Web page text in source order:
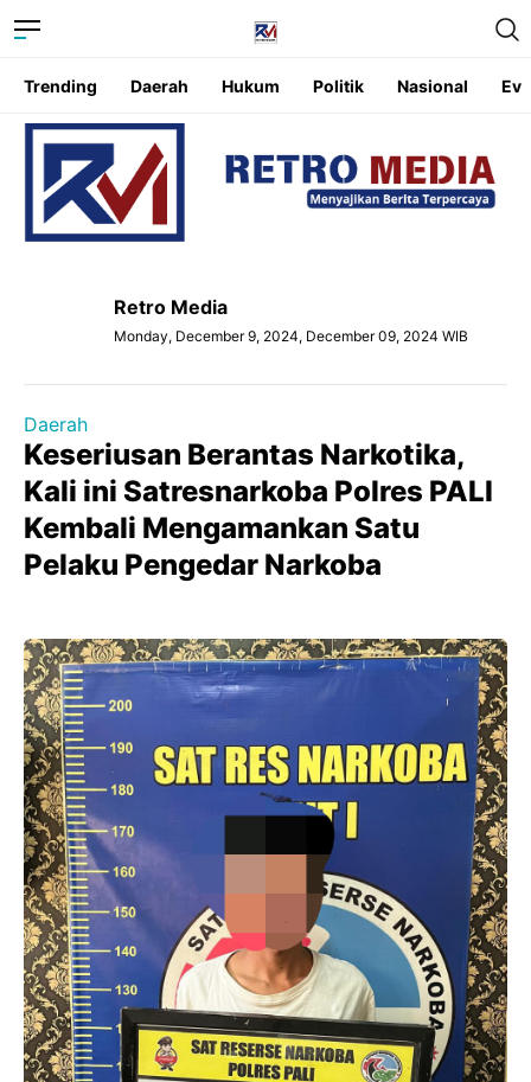
Trending Daerah Hukum Politik Nasional
Retro Media
Monday, December 9, 2024, December 09, 2024 WIB
Daerah
Keseriusan Berantas Narkotika,
Kali ini Satresnarkoba Polres PALI
Kembali Mengamankan Satu
Pelaku Pengedar Narkoba